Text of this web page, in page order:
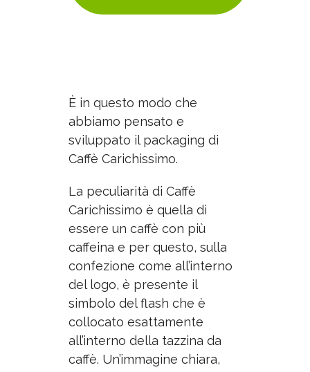
È in questo modo che
abbiamo pensato e
sviluppato il packaging di
Caffè Carichissimo.
La peculiarità di Caffè
Carichissimo è quella di
essere un caffè con più
caffeina e per questo, sulla
confezione come all’interno
del logo, è presente il
simbolo del flash che è
collocato esattamente
all’interno della tazzina da
caffè. Un’immagine chiara,